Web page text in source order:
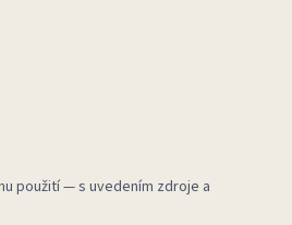
použití — s uvedením zdroje a